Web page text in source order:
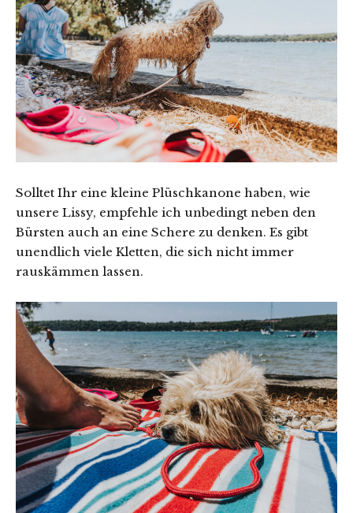
Solltet Ihr eine kleine Plüschkanone haben, wie
unsere Lissy, empfehle ich unbedingt neben den
Bürsten auch an eine Schere zu denken. Es gibt
unendlich viele Kletten, die sich nicht immer
rauskämmen lassen.